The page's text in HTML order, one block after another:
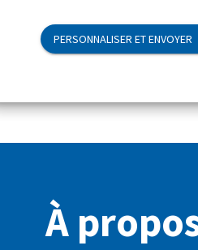
PERSONNALISER ET ENVOYER
À